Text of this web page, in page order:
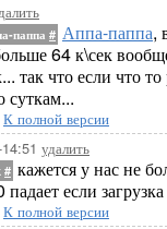
паппа # Аппа-паппа,
64 к\сек
так что если что то
суткам...
К полной версии
удалить
# кажется у нас не
если
К полной версии